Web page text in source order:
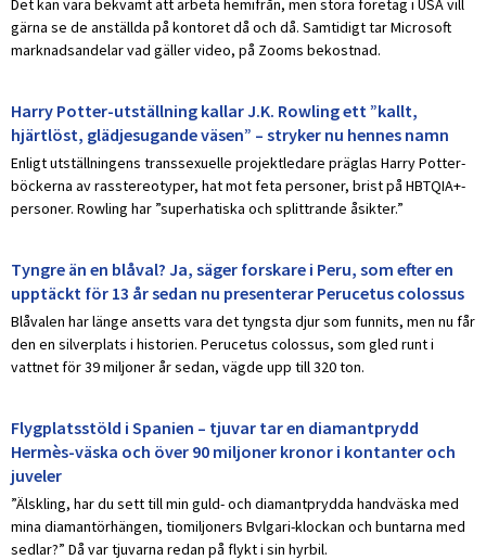
Det kan vara bekvämt att arbeta hemifrån, men stora företag i USA vill
gärna se de anställda på kontoret då och då. Samtidigt tar Microsoft
marknadsandelar vad gäller video, på Zooms bekostnad.
Harry Potter-utställning kallar J.K. Rowling ett ”kallt,
hjärtlöst, glädjesugande väsen” – stryker nu hennes namn
Enligt utställningens transsexuelle projektledare präglas Harry Potter-
böckerna av rasstereotyper, hat mot feta personer, brist på HBTQIA+-
personer. Rowling har ”superhatiska och splittrande åsikter.”
Tyngre än en blåval? Ja, säger forskare i Peru, som efter en
upptäckt för 13 år sedan nu presenterar Perucetus colossus
Blåvalen har länge ansetts vara det tyngsta djur som funnits, men nu får
den en silverplats i historien. Perucetus colossus, som gled runt i
vattnet för 39 miljoner år sedan, vägde upp till 320 ton.
Flygplatsstöld i Spanien – tjuvar tar en diamantprydd
Hermès-väska och över 90 miljoner kronor i kontanter och
juveler
”Älskling, har du sett till min guld- och diamantprydda handväska med
mina diamantörhängen, tiomiljoners Bvlgari-klockan och buntarna med
sedlar?” Då var tjuvarna redan på flykt i sin hyrbil.